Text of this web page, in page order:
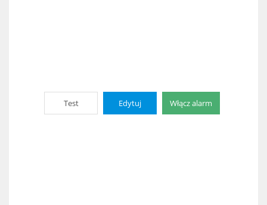
Test Edytuj Włącz alarm